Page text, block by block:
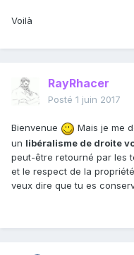
Voilà
RayRhacer
Posté 1 juin 2017
Bienvenue
Mais je me
un libéralisme de droite
peut-être retourné par les
et le respect de la
veux dire que tu es